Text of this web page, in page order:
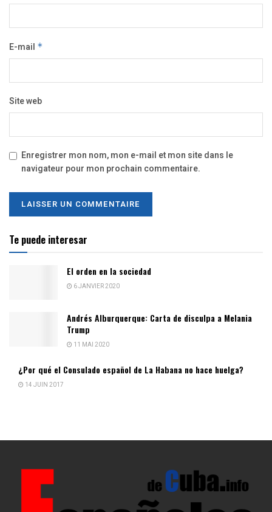
E-mail *
Site web
Enregistrer mon nom, mon e-mail et mon site dans le
navigateur pour mon prochain commentaire.
Te puede interesar
El orden en la sociedad
6 JANVIER 2020
Andrés Alburquerque: Carta de disculpa a Melania
Trump
11 MAI 2020
¿Por qué el Consulado español de La Habana no hace huelga?
14 JUIN 2017